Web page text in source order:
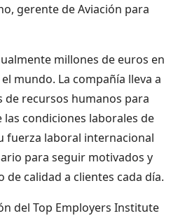
gerente de Aviación para
millones de euros en
mundo. La compañía lleva a
de recursos humanos para
condiciones laborales de
fuerza laboral internacional
para seguir motivados y
calidad a clientes cada día.
del Top Employers Institute